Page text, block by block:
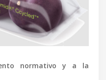
normativo y a la